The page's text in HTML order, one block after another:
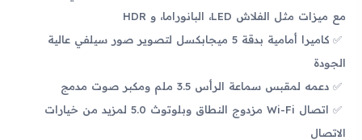
مع ميزات مثل الفلاش LED، البانوراما، و HDR
كاميرا أمامية بدقة 5 ميجابكسل لتصوير صور سيلفي عالية
الجودة
دعمه لمقبس سماعة الرأس 3.5 ملم ومكبر صوت مدمج
اتصال Wi-Fi مزدوج النطاق وبلوتوث 5.0 لمزيد من خيارات
الاتصال